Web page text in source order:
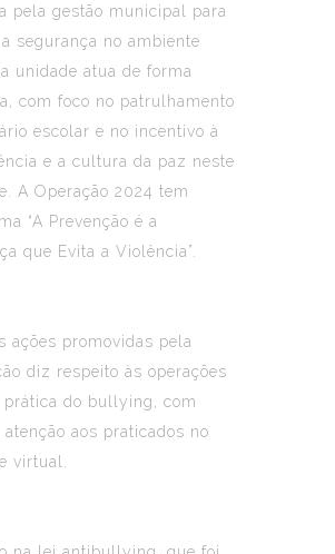
pela gestão municipal para
segurança no ambiente
unidade atua de forma
com foco no patrulhamento
escolar e no incentivo à
e a cultura da paz neste
A Operação 2024 tem
“A Prevenção é a
que Evita a Violência”.
ações promovidas pela
diz respeito às operações
prática do bullying, com
aos praticados no
virtual.